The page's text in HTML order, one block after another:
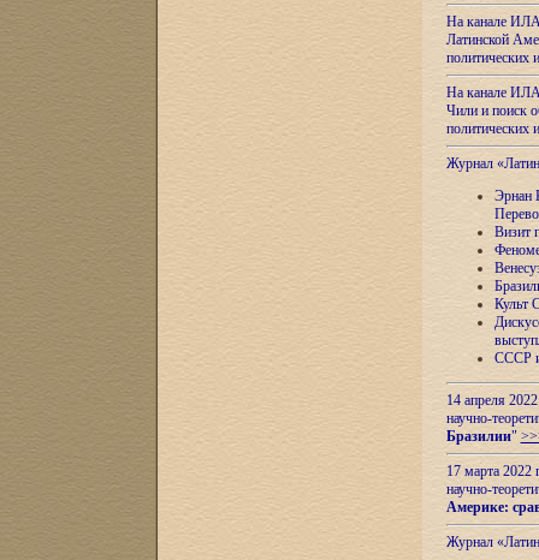
На канале
Латинской
На канале
Чили и поиск
Журнал
Эрнан
Визит
Культ
СССР и
14 апреля
научно-
Бразилии"
17 марта 2022
научно-
Америке:
Журнал